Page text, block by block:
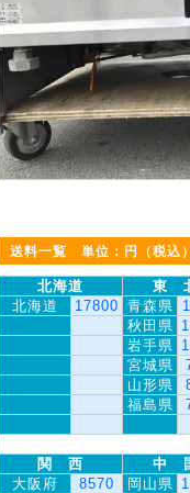
送料一覧 単位：円（税込
北海道
東
北海道
17800 青森県
秋田県
岩手県
宮城県
山形県
福島県
関 西
中
大阪府
8570 岡山県